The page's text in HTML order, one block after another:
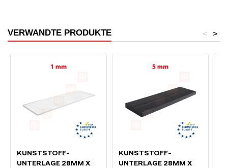
VERWANDTE PRODUKTE >
<
KUNSTSTOFF-
UNTERLAGE 28MM X
KUNSTSTOFF-
UNTERLAGE 28MM X